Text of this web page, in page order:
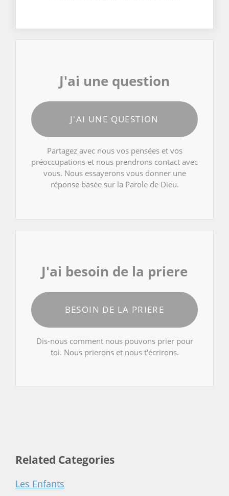
J'ai une question
J'AI UNE QUESTION
Partagez avec nous vos pensées et vos
préoccupations et nous prendrons contact avec
vous. Nous essayerons vous donner une
réponse basée sur la Parole de Dieu.
J'ai besoin de la priere
BESOIN DE LA PRIERE
Dis-nous comment nous pouvons prier pour
toi. Nous prierons et nous t'écrirons.
Related Categories
Les Enfants